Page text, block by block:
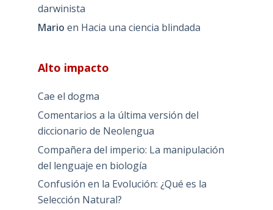
darwinista
Mario en Hacia una ciencia blindada
Alto impacto
Cae el dogma
Comentarios a la última versión del
diccionario de Neolengua
Compañera del imperio: La manipulación
del lenguaje en biología
Confusión en la Evolución: ¿Qué es la
Selección Natural?